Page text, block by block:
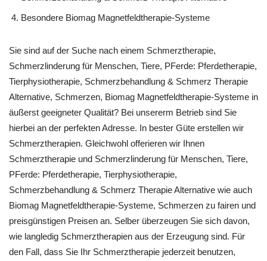
Besondere Biomag Magnetfeldtherapie-Systeme
Sie sind auf der Suche nach einem Schmerztherapie,
Schmerzlinderung für Menschen, Tiere, PFerde: Pferdetherapie,
Tierphysiotherapie, Schmerzbehandlung & Schmerz Therapie
Alternative, Schmerzen, Biomag Magnetfeldtherapie-Systeme in
äußerst geeigneter Qualität? Bei unsererm Betrieb sind Sie
hierbei an der perfekten Adresse. In bester Güte erstellen wir
Schmerztherapien. Gleichwohl offerieren wir Ihnen
Schmerztherapie und Schmerzlinderung für Menschen, Tiere,
PFerde: Pferdetherapie, Tierphysiotherapie,
Schmerzbehandlung & Schmerz Therapie Alternative wie auch
Biomag Magnetfeldtherapie-Systeme, Schmerzen zu fairen und
preisgünstigen Preisen an. Selber überzeugen Sie sich davon,
wie langledig Schmerztherapien aus der Erzeugung sind. Für
den Fall, dass Sie Ihr Schmerztherapie jederzeit benutzen,